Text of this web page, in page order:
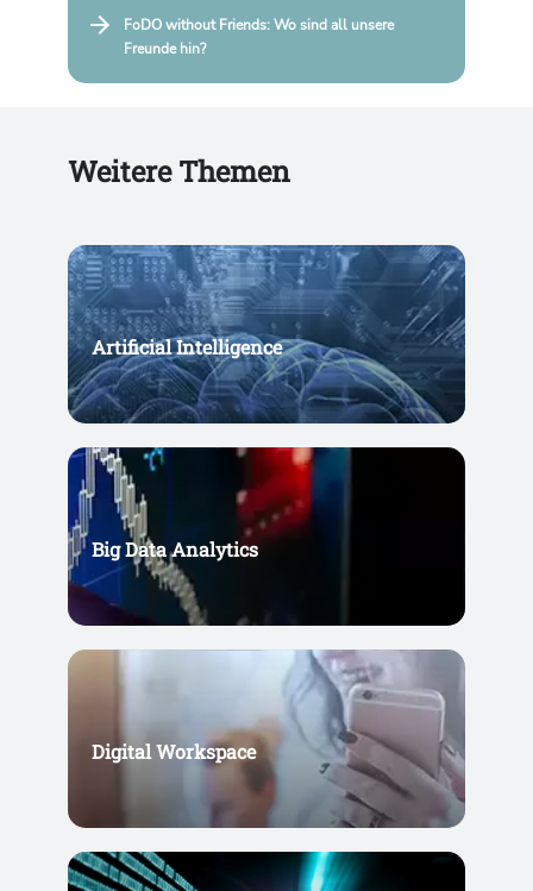
FoDO without Friends: Wo sind all unsere
Freunde hin?
Weitere Themen
Artificial Intelligence
Big Data Analytics
Digital Workspace